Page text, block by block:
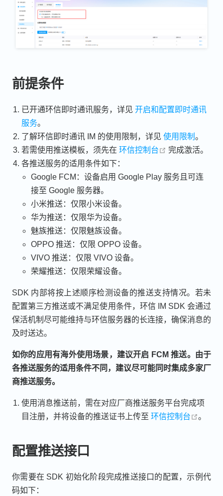
前提条件
已开通环信即时通讯服务，详见开启和配置即时通讯
服务。
了解环信即时通讯 IM 的使用限制，详见使用限制。
若需使用推送模板，须先在环信控制台 open in new
完成激活。
各推送服务的适用条件如下：
Google FCM：设备启用 Google Play 服务且可连
接至 Google 服务器。
小米推送：仅限小米设备。
华为推送：仅限华为设备。
魅族推送：仅限魅族设备。
OPPO 推送：仅限 OPPO 设备。
VIVO 推送：仅限 VIVO 设备。
荣耀推送：仅限荣耀设备。
SDK 内部将按上述顺序检测设备的推送支持情况。若未
配置第三方推送或不满足使用条件，环信 IM SDK 会通过
保活机制尽可能维持与环信服务器的长连接，确保消息的
及时送达。
如你的应用有海外使用场景，建议开启 FCM 推送。由于
各推送服务的适用条件不同，建议尽可能同时集成多家厂
商推送服务。
使用消息推送前，需在对应厂商推送服务平台完成项
目注册，并将设备的推送证书上传至环信控制台 open
。
配置推送接口
你需要在 SDK 初始化阶段完成推送接口的配置，示例代
码如下：